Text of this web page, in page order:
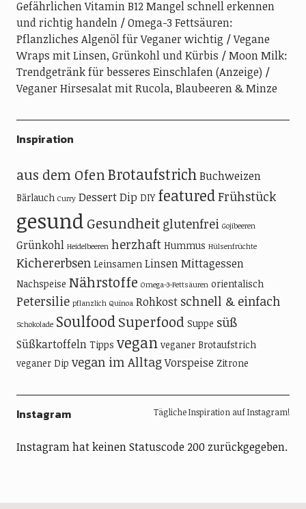
Gefährlichen Vitamin B12 Mangel schnell erkennen
und richtig handeln
Omega-3 Fettsäuren:
Pflanzliches Algenöl für Veganer wichtig
Vegane
Wraps mit Linsen, Grünkohl und Kürbis
Moon Milk:
Trendgetränk für besseres Einschlafen (Anzeige)
Veganer Hirsesalat mit Rucola, Blaubeeren & Minze
Inspiration
aus dem OfenBrotaufstrichBuchweizen
Bärlauch Curry DessertDip DIY featuredFrühstück
gesund Gesundheit glutenfrei Gojibeeren
Grünkohl Heidelbeeren herzhaft Hummus Hülsenfrüchte
Kichererbsen Leinsamen LinsenMittagessen
Nachspeise Nährstoffe Omega-3-Fettsäuren orientalisch
Petersilie pflanzlich Quinoa Rohkost schnell & einfach
Schokolade SoulfoodSuperfood Suppe süß
Süßkartoffeln Tipps vegan veganer Brotaufstrich
veganer Dip vegan im AlltagVorspeise Zitrone
Instagram
Instagram hat keinen Statuscode 200 zurückgegeben.
Tägliche Inspiration auf Instagram!